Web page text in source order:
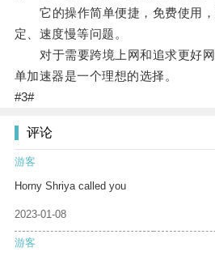
它的操作简单便捷，免费使用，
定、速度慢等问题。
对于需要跨境上网和追求更好网
单加速器是一个理想的选择。
#3#
评论
游客
Horny Shriya called you
2023-01-08
游客